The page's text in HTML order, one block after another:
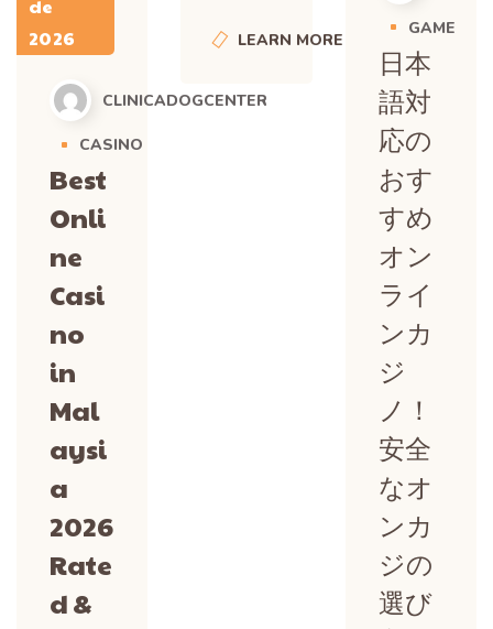
LEARN MORE
GAME
日本
語対
応の
おす
すめ
オン
ライ
ンカ
ジ
ノ！
安全
なオ
ンカ
ジの
選び
de
2026
CLINICADOGCENTER
CASINO
Best
Onli
ne
Casi
no
in
Mal
aysi
a
2026
Rate
d &